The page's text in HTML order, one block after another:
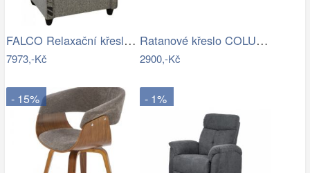
FALCO Relaxační křeslo ušák Jakub…
7973,-Kč
Ratanové křeslo COLUMBUS - bílý ratan
2900,-Kč
- 15% - 1%